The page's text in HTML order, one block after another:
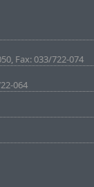
Fax: 033/722-074
064